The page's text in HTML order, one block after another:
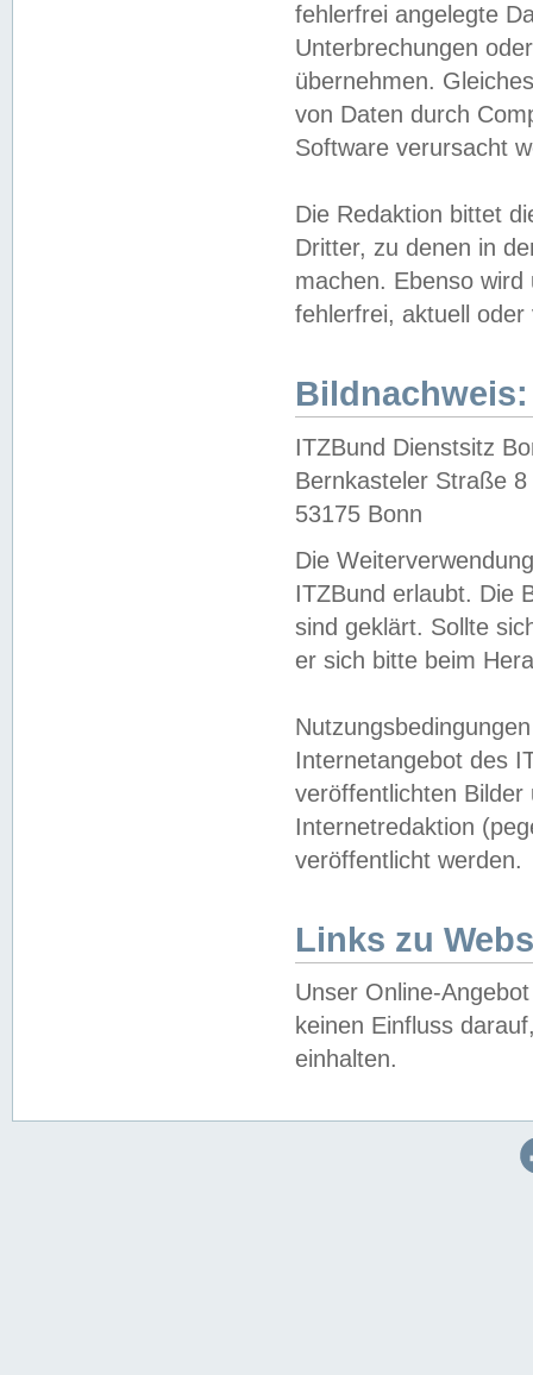
fehlerfrei angelegte
Unterbrechungen
übernehmen.
von Daten durch
Software verursacht
Die Redaktion bittet
Dritter, zu denen in
machen. Ebenso
fehlerfrei, aktuell oder
Bildnachweis:
ITZBund Dienstsitz
Bernkasteler Straße 8
53175 Bonn
Die
ITZBund erlaubt. Die
sind geklärt. Sollte
er sich bitte beim
Internetangebot des
veröffentlichten
Internetredaktion
veröffentlicht werden.
Links zu
Unser Online-
keinen Einfluss
einhalten.